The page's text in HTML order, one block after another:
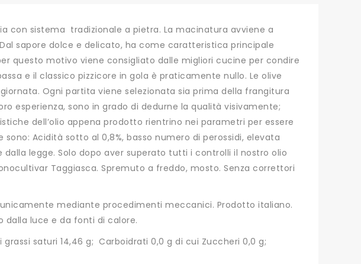
con sistema tradizionale a pietra. La macinatura avviene a
sapore dolce e delicato, ha come caratteristica principale
questo motivo viene consigliato dalle migliori cucine per condire
e il classico pizzicore in gola è praticamente nullo. Le olive
Ogni partita viene selezionata sia prima della frangitura
esperienza, sono in grado di dedurne la qualità visivamente;
dell’olio appena prodotto rientrino nei parametri per essere
Acidità sotto al 0,8%, basso numero di perossidi, elevata
legge. Solo dopo aver superato tutti i controlli il nostro olio
Taggiasca. Spremuto a freddo, mosto. Senza correttori
mediante procedimenti meccanici. Prodotto italiano.
dalla luce e da fonti di calore.
saturi 14,46 g; Carboidrati 0,0 g di cui Zuccheri 0,0 g;